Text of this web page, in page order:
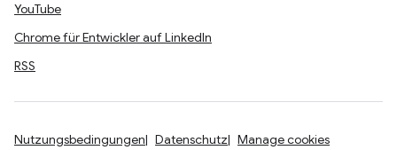
YouTube
Chrome für Entwickler auf LinkedIn
RSS
Nutzungsbedingungen Datenschutz Manage cookies